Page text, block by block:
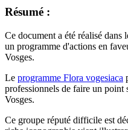
Résumé :
Ce document a été réalisé dans
un programme d'actions en
Vosges.
Le programme Flora vogesiaca
professionnels de faire un point
Vosges.
Ce groupe réputé difficile est